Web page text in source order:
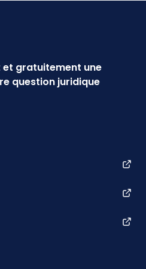
gratuitement une
question juridique